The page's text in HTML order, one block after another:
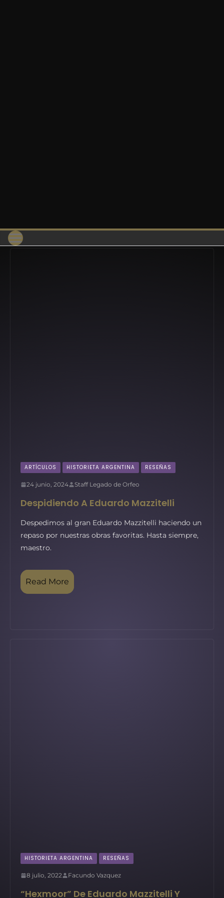
ARTÍCULOS HISTORIETA ARGENTINA RESEÑAS
24 junio, 2024 Staff Legado de Orfeo
Despidiendo A Eduardo Mazzitelli
Despedimos al gran Eduardo Mazzitelli haciendo un
repaso por nuestras obras favoritas. Hasta siempre,
maestro.
Read More
HISTORIETA ARGENTINA RESEÑAS
8 julio, 2022 Facundo Vazquez
“Hexmoor” De Eduardo Mazzitelli Y